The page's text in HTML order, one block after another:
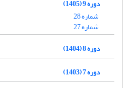
دوره 9 (1405)
شماره 28
شماره 27
دوره 8 (1404)
دوره 7 (1403)